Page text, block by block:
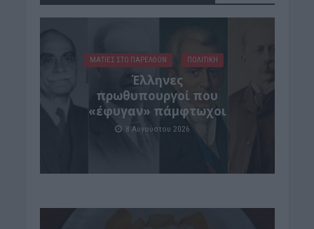
ΜΑΤΙΕΣ ΣΤΟ ΠΑΡΕΛΘΟΝ ΠΟΛΙΤΙΚΗ
Έλληνες
πρωθυπουργοί που
«έφυγαν» πάμφτωχοι
8 Αυγούστου 2026